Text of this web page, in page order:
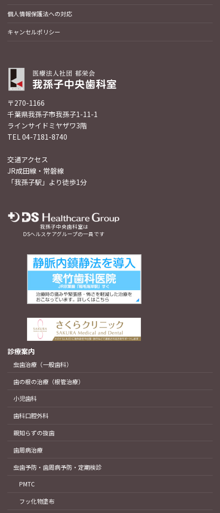
個人情報保護法への対応
キャンセルポリシー
〒270-1166
千葉県我孫子市我孫子1-11-1
ラインサイドミヤザワ3階
TEL 04-7181-8740
交通アクセス
JR成田線・常磐線
「我孫子駅」より徒歩1分
我孫子中央歯科室は
DSヘルスケアグループの一員です
診療案内
虫歯治療（一般歯科）
歯の根の治療（根管治療）
小児歯科
歯科口腔外科
親知らずの抜歯
歯周病治療
虫歯予防・歯周病予防・定期検診
PMTC
フッ化物塗布